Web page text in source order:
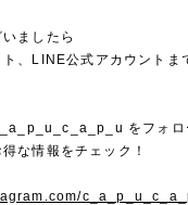
ましたら
、LINE公式アカウントま
をフォロ
な情報をチェック！